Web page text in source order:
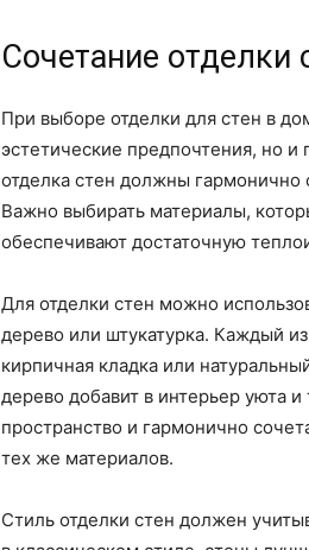
Сочетание отделки
При выборе отделки для стен в
эстетические предпочтения, но
отделка стен должны гармонично
Важно выбирать материалы,
обеспечивают достаточную
Для отделки стен можно
дерево или штукатурка. Каждый
кирпичная кладка или
дерево добавит в интерьер уюта
пространство и гармонично
тех же материалов.
Стиль отделки стен должен